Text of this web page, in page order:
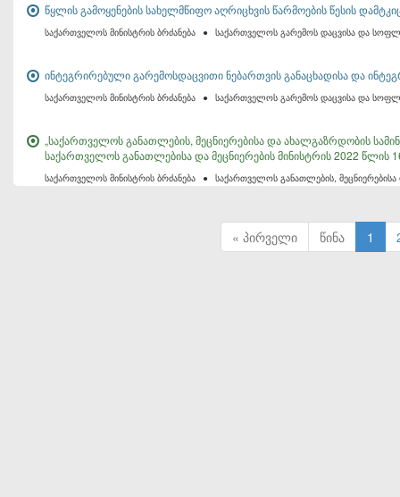
წყლის გამოყენების სახელმწიფო აღრიცხვის წარმოების წესის
საქართველოს მინისტრის ბრძანება ● საქართველოს გარემოს დაცვისა და
ინტეგრირებული გარემოსდაცვითი ნებართვის განაცხადისა და
საქართველოს მინისტრის ბრძანება ● საქართველოს გარემოს დაცვისა და
„საქართველოს განათლების, მეცნიერებისა და ახალგაზრდობის
საქართველოს განათლებისა და მეცნიერების მინისტრის 2022 წლის
საქართველოს მინისტრის ბრძანება ● საქართველოს განათლების,
« პირველი წინა 1